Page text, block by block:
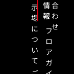
示
場
に
つ
い
て
情
報
フ
ロ
ア
ガ
合
わ
せ